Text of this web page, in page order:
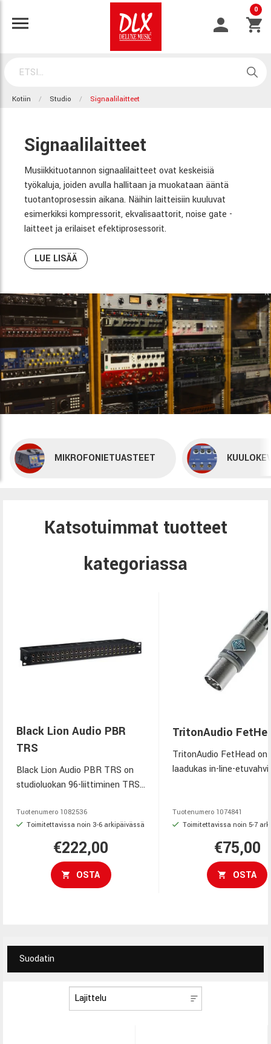
0
Kotiin Studio Signaalilaitteet
Signaalilaitteet
Musiikkituotannon signaalilaitteet ovat keskeisiä
työkaluja, joiden avulla hallitaan ja muokataan ääntä
tuotantoprosessin aikana. Näihin laitteisiin kuuluvat
esimerkiksi kompressorit, ekvalisaattorit, noise gate -
laitteet ja erilaiset efektiprosessorit.
LUE LISÄÄ
MIKROFONIETUASTEET
Katsotuimmat tuotteet
kategoriassa
Black Lion Audio PBR
TRS
Black Lion Audio PBR TRS on
studioluokan 96-liittiminen TRS
kultapinnoitetut audiophile-
grade -liittimet, valittavat
normalointi-tilat ja erittäin
kestävä metallirakenne
vaativaan studiokäyttöön.
Tuotenumero 1082536
Toimitettavissa noin 3-6 arkipäivässä
€222,00
OSTA
TritonAudio
TritonAudio FetHead on
laadukas in-line-
puhdasta vahvistusta
kohinaa, parantaen
ja herkkyyttä.
Tuotenumero 1074841
Toimitettavissa noin 5-7
€75,00
OSTA
Suodatin